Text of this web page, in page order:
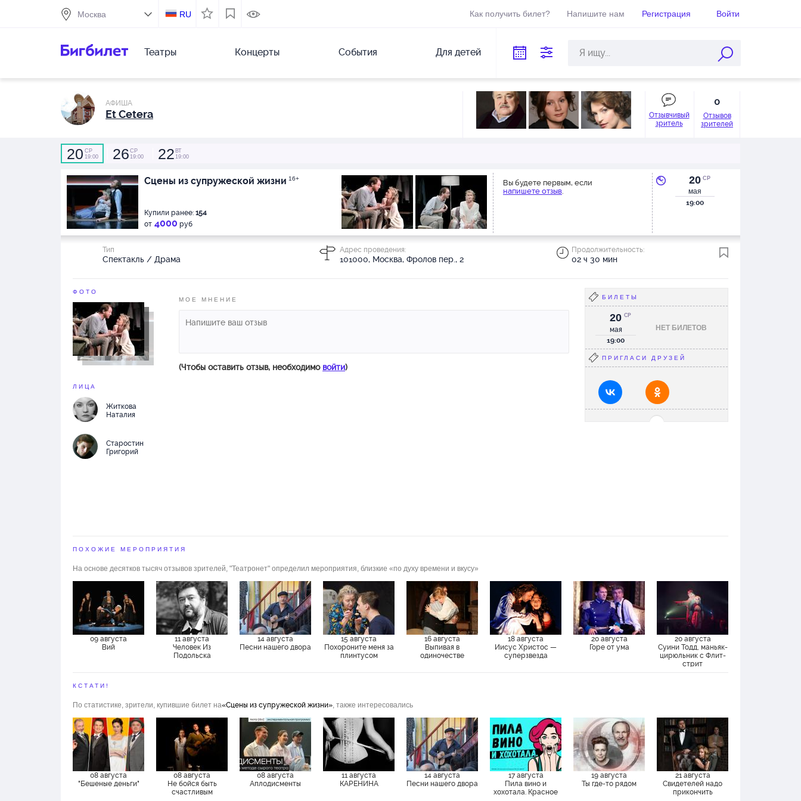
RU Как получить билет? Напишите нам Регистрация Войти
Театры Концерты События Для детей
АФИША
Et Cetera
Отзывчивый
зритель
0
Отзывов
зрителей
20 СР
19:00
26 СР
19:00
22 ВТ
19:00
Сцены из супружеской жизни 16+
Купили ранее: 154
от 4000 руб
Вы будете первым, если
напишете отзыв.
20 СР
мая
19:00
Тип
Спектакль / Драма
Адрес проведения:
101000, Москва, Фролов пер., 2
Продолжительность:
02 ч 30 мин
ФОТО
ЛИЦА
Житкова
Наталия
Старостин
Григорий
МОЕ МНЕНИЕ
(Чтобы оставить отзыв, необходимо войти)
БИЛЕТЫ
НЕТ БИЛЕТОВ
20
мая
СР
19:00
ПРИГЛАСИ ДРУЗЕЙ
ПОХОЖИЕ МЕРОПРИЯТИЯ
На основе десятков тысяч отзывов зрителей, "Театронет" определил мероприятия, близкие «по духу времени и вкусу»
09 августа
Вий
11 августа
Человек Из
Подольска
14 августа
Песни нашего двора
15 августа
Похороните меня за
плинтусом
16 августа
Выпивая в
одиночестве
18 августа
Иисус Христос —
суперзвезда
20 августа
Горе от ума
20 августа
Суини Тодд, маньяк-
цирюльник с Флит-
стрит
КСТАТИ!
По статистике, зрители, купившие билет на«Сцены из супружеской жизни», также интересовались
08 августа
"Бешеные деньги"
08 августа
Не бойся быть
счастливым
08 августа
Аплодисменты
11 августа
КАРЕНИНА
14 августа
Песни нашего двора
17 августа
Пила вино и
хохотала. Красное
19 августа
Ты где-то рядом
21 августа
Свидетелей надо
прикончить